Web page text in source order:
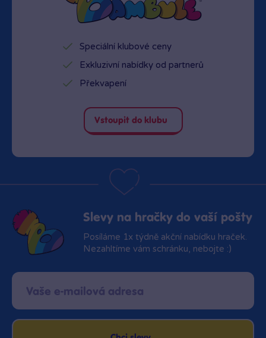
Speciální klubové ceny
Exkluzivní nabídky od partnerů
Překvapení
Vstoupit do klubu
Slevy na hračky do vaší pošty
Posíláme 1x týdně akční nabídku hraček.
Nezahltíme vám schránku, nebojte :)